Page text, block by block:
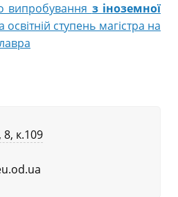
випробування з іноземної
освітній ступень магістра на
к.109